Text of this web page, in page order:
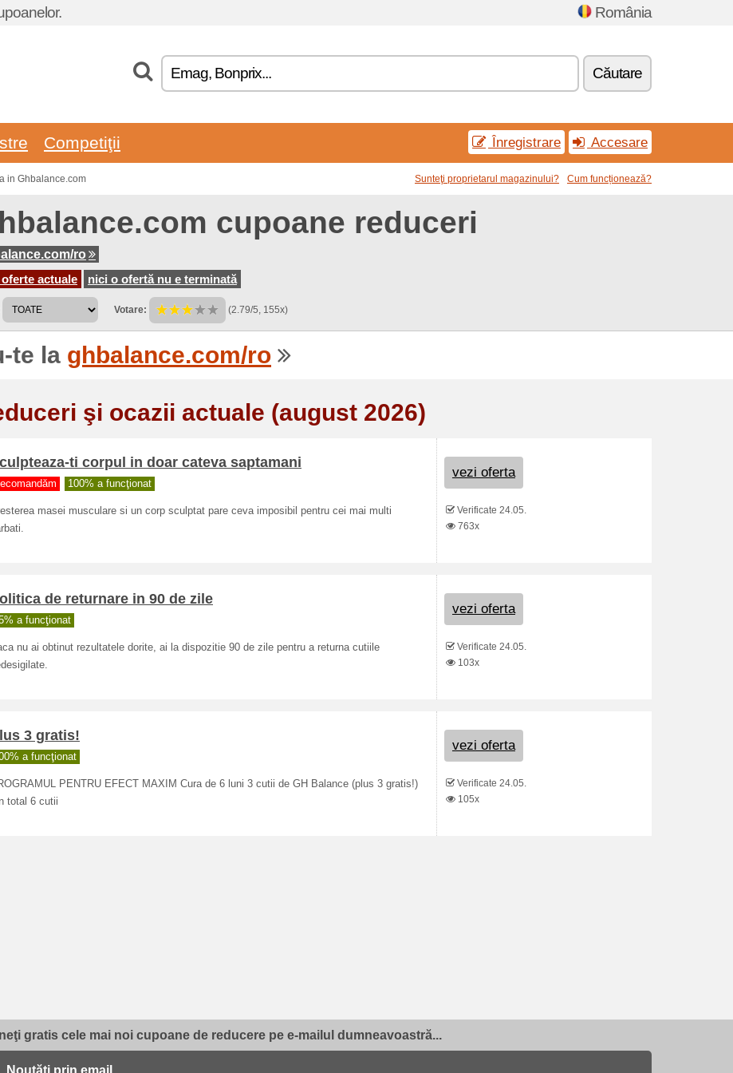
România
Căutare
Competiţii Înregistrare Accesare
in Ghbalance.com Sunteţi proprietarul magazinului? Cum funcționează?
cupoane reduceri
ro
oferte actuale
nici o ofertă nu e terminată
Votare: (2.79/5, 155x)
te la ghbalance.com/ro
şi ocazii actuale (august 2026)
ti corpul in doar cateva saptamani
100% a funcţionat
masei musculare si un corp sculptat pare ceva imposibil pentru cei mai multi
vezi oferta
Verificate 24.05.
763x
de returnare in 90 de zile
a funcţionat
nu ai obtinut rezultatele dorite, ai la dispozitie 90 de zile pentru a returna cutiile
vezi oferta
Verificate 24.05.
103x
3 gratis!
a funcţionat
PENTRU EFECT MAXIM Cura de 6 luni 3 cutii de GH Balance (plus 3 gratis!)
total 6 cutii
vezi oferta
Verificate 24.05.
105x
gratis cele mai noi cupoane de reducere pe e-mailul dumneavoastră...
Noutăţi prin email